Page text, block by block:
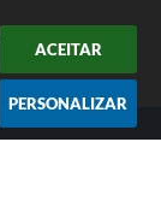
ACEITAR
PERSONALIZAR